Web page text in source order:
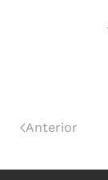
Anterior